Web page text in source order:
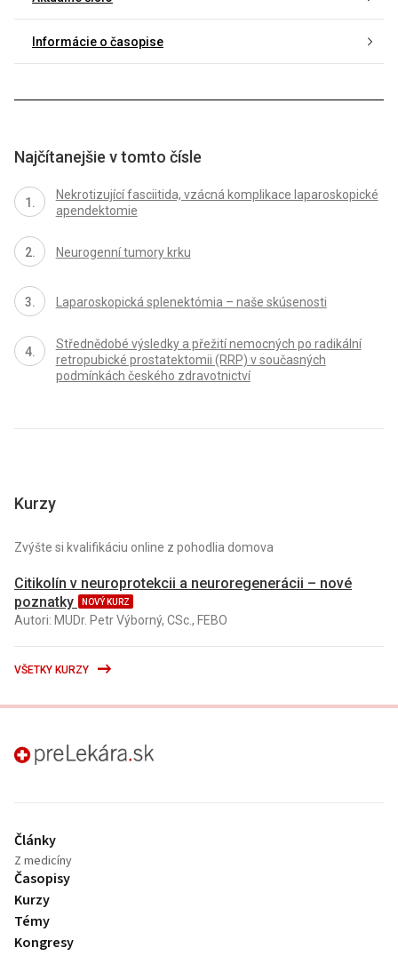
Informácie o časopise
Najčítanejšie v tomto čísle
Nekrotizující fasciitida, vzácná komplikace laparoskopické
apendektomie
Neurogenní tumory krku
Laparoskopická splenektómia – naše skúsenosti
Střednědobé výsledky a přežití nemocných po radikální
retropubické prostatektomii (RRP) v současných
podmínkách českého zdravotnictví
Kurzy
Zvýšte si kvalifikáciu online z pohodlia domova
Citikolín v neuroprotekcii a neuroregenerácii – nové
poznatky
NOVÝ KURZ
Autori: MUDr. Petr Výborný, CSc., FEBO
VŠETKY KURZY
preLekára.sk
Články
Z medicíny
Časopisy
Kurzy
Témy
Kongresy